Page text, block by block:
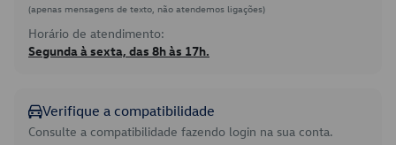
(apenas mensagens de texto, não atendemos ligações)
Horário de atendimento:
Segunda à sexta, das 8h às 17h.
Verifique a compatibilidade
Consulte a compatibilidade fazendo login na sua conta.